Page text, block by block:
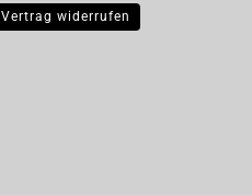
Vertrag widerrufen